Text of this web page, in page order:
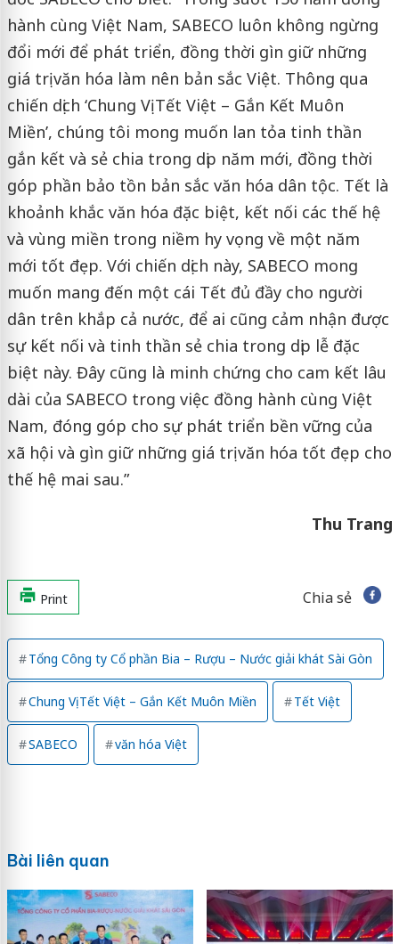
hành cùng Việt Nam, SABECO luôn không ngừng
đổi mới để phát triển, đồng thời gìn giữ những
giá trị văn hóa làm nên bản sắc Việt. Thông qua
chiến dịch ‘Chung Vị Tết Việt – Gắn Kết Muôn
Miền’, chúng tôi mong muốn lan tỏa tinh thần
gắn kết và sẻ chia trong dịp năm mới, đồng thời
góp phần bảo tồn bản sắc văn hóa dân tộc. Tết là
khoảnh khắc văn hóa đặc biệt, kết nối các thế hệ
và vùng miền trong niềm hy vọng về một năm
mới tốt đẹp. Với chiến dịch này, SABECO mong
muốn mang đến một cái Tết đủ đầy cho người
dân trên khắp cả nước, để ai cũng cảm nhận được
sự kết nối và tinh thần sẻ chia trong dịp lễ đặc
biệt này. Đây cũng là minh chứng cho cam kết lâu
dài của SABECO trong việc đồng hành cùng Việt
Nam, đóng góp cho sự phát triển bền vững của
xã hội và gìn giữ những giá trị văn hóa tốt đẹp cho
thế hệ mai sau.”
Thu Trang
Print Chia sẻ
Tổng Công ty Cổ phần Bia – Rượu – Nước giải khát Sài Gòn
Chung Vị Tết Việt – Gắn Kết Muôn Miền Tết Việt
SABECO văn hóa Việt
Bài liên quan